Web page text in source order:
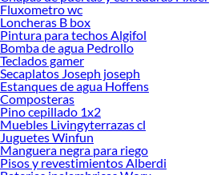
Fluxometro wc
Loncheras B box
Pintura para techos Algifol
Bomba de agua Pedrollo
Teclados gamer
Secaplatos Joseph joseph
Estanques de agua Hoffens
Composteras
Pino cepillado 1x2
Muebles Livingyterrazas cl
Juguetes Winfun
Manguera negra para riego
Pisos y revestimientos Alberdi